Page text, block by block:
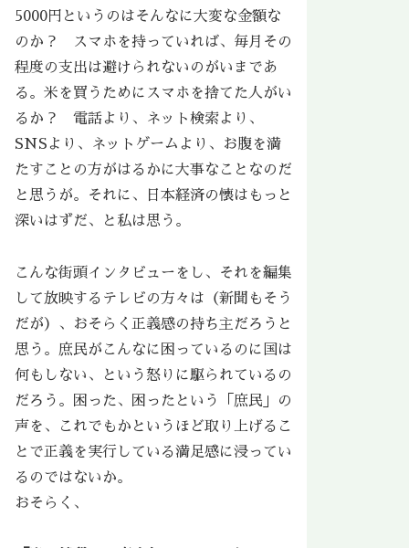
5000円というのはそんなに大変な金額な
のか？ スマホを持っていれば、毎月その
程度の支出は避けられないのがいまであ
る。米を買うためにスマホを捨てた人がい
るか？ 電話より、ネット検索より、
SNSより、ネットゲームより、お腹を満
たすことの方がはるかに大事なことなのだ
と思うが。それに、日本経済の懐はもっと
深いはずだ、と私は思う。
こんな街頭インタビューをし、それを編集
して放映するテレビの方々は（新聞もそう
だが）、おそらく正義感の持ち主だろうと
思う。庶民がこんなに困っているのに国は
何もしない、という怒りに駆られているの
だろう。困った、困ったという「庶民」の
声を、これでもかというほど取り上げるこ
とで正義を実行している満足感に浸ってい
るのではないか。
おそらく、